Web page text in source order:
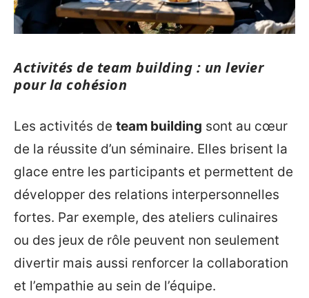
Activités de team building : un levier
pour la cohésion
Les activités de team building sont au cœur
de la réussite d’un séminaire. Elles brisent la
glace entre les participants et permettent de
développer des relations interpersonnelles
fortes. Par exemple, des ateliers culinaires
ou des jeux de rôle peuvent non seulement
divertir mais aussi renforcer la collaboration
et l’empathie au sein de l’équipe.